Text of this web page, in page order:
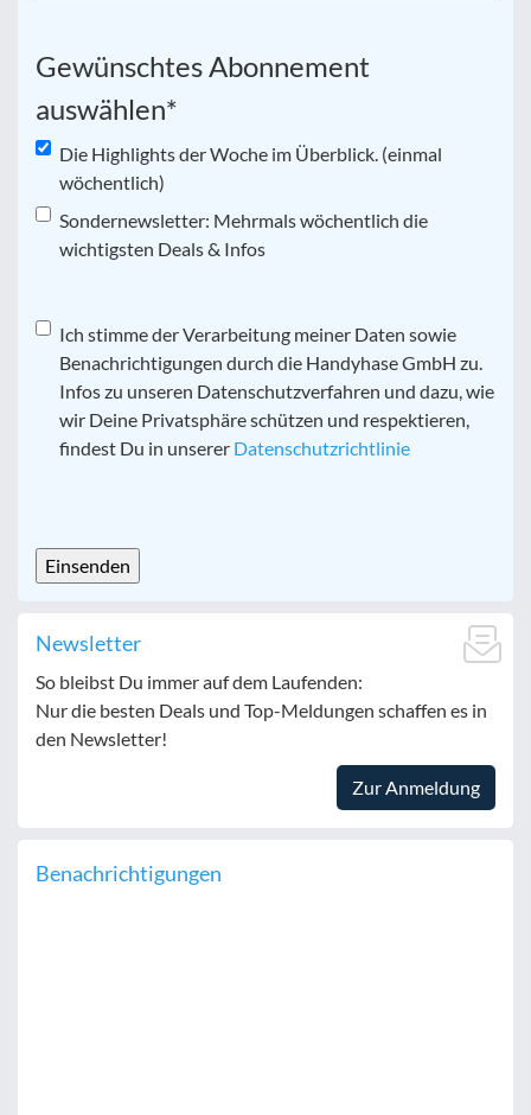
Gewünschtes Abonnement
auswählen*
Die Highlights der Woche im Überblick. (einmal
wöchentlich)
Sondernewsletter: Mehrmals wöchentlich die
wichtigsten Deals & Infos
Datenschutz*
Ich stimme der Verarbeitung meiner Daten sowie
Benachrichtigungen durch die Handyhase GmbH zu.
Infos zu unseren Datenschutzverfahren und dazu, wie
wir Deine Privatsphäre schützen und respektieren,
findest Du in unserer Datenschutzrichtlinie
Newsletter
So bleibst Du immer auf dem Laufenden:
Nur die besten Deals und Top-Meldungen schaffen es in
den Newsletter!
Zur Anmeldung
Benachrichtigungen